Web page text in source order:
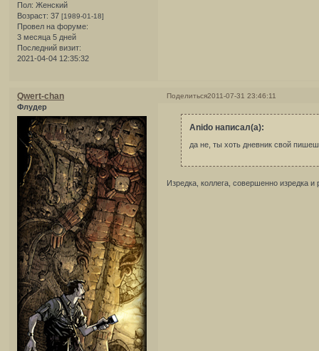
Пол: Женский
Возраст: 37 [1989-01-18]
Провел на форуме:
3 месяца 5 дней
Последний визит:
2021-04-04 12:35:32
Поделиться2011-07-31 23:46:11
Qwert-chan
Флудер
Anido написал(а):
да не, ты хоть дневник свой
Изредка, коллега, совершенно изредка и